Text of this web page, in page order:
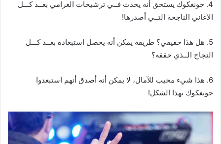
4. جونغكوك يستحق أنه يحدث فــي ترشيحات الغرامي بعــد كـــل
الأغاني الناجحة التــي أصدرها!
5. هل هذا حقيقي؟ طريقة يمكن أنه يحصل استبعاده بعــد كـــل
النجاح الــذي حققه؟
6. هذا شيء مخيب للآمال، لا يمكن أنه أصدق أنهم استبعدوا
جونغكوك بهذا الشكل!